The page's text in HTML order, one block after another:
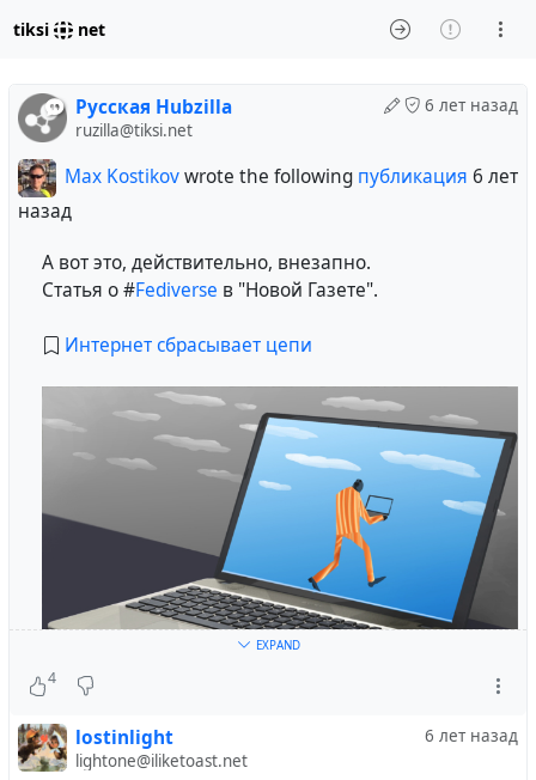
tiksi net
6 лет назад
Русская Hubzilla
ruzilla@tiksi.net
Max Kostikovwrote the following публикация 6 лет
назад
А вот это, действительно, внезапно.
Статья о #Fediverse в "Новой Газете".
Интернет сбрасывает цепи
Федиверзум, от английского Fediverse (Federation
EXPAND
4
6 лет назад
lostinlight
lightone@iliketoast.net